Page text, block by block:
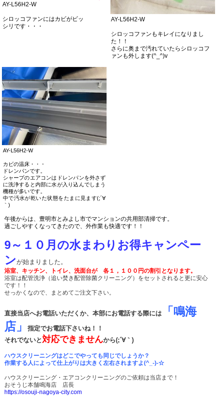
AY-L56H2-W
シロッコファンにはカビがビッ
シリです・・・
AY-L56H2-W
シロッコファンもキレイになりまし
た！！
さらに奥まで汚れていたらシロッコフ
ァンも外します(^_^)v
AY-L56H2-W
カビの温床・・・
ドレンパンです。
シャープのエアコンはドレンパンを外さず
に洗浄すると内部に水が入り込んでしまう
機種が多いです。
中で汚水が乾いた状態をたまに見ます(;´∀
｀)
午後からは、豊明市とみよし市でマンションの共用部清掃です。
過ごしやすくなってきたので、外作業も快適です！！
9～１０月の水まわりお得キャンペー
ンが始まりました。
浴室、キッチン、トイレ、洗面台が 各１，１００円の割引となります。
浴室は配管洗浄（追い焚き配管除菌クリーニング）をセットされると更に安心
です！！
せっかくなので、まとめてご注文下さい。
直接当店へお電話いただくか、本部にお電話する際には「鳴海
店」
指定でお電話下さいね！！
それでないと対応できませんから(;´∀｀)
ハウスクリーニングはどこでやっても同じでしょうか？
作業する人によって仕上がりは大きく左右されますよ(^_-)-☆
ハウスクリーニング・エアコンクリーニングのご依頼は当店まで！
おそうじ本舗鳴海店 店長
https://osouji-nagoya-city.com